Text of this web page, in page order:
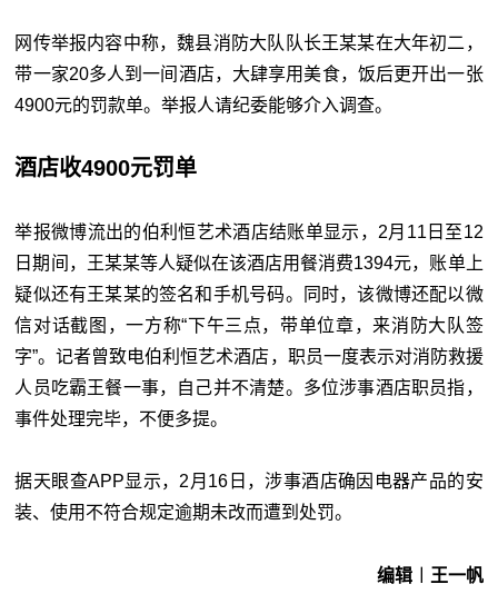
网传举报内容中称，魏县消防大队队长王某某在大年初二，
带一家20多人到一间酒店，大肆享用美食，饭后更开出一张
4900元的罚款单。举报人请纪委能够介入调查。
酒店收4900元罚单
举报微博流出的伯利恒艺术酒店结账单显示，2月11日至12
日期间，王某某等人疑似在该酒店用餐消费1394元，账单上
疑似还有王某某的签名和手机号码。同时，该微博还配以微
信对话截图，一方称“下午三点，带单位章，来消防大队签
字”。记者曾致电伯利恒艺术酒店，职员一度表示对消防救援
人员吃霸王餐一事，自己并不清楚。多位涉事酒店职员指，
事件处理完毕，不便多提。
据天眼查APP显示，2月16日，涉事酒店确因电器产品的安
装、使用不符合规定逾期未改而遭到处罚。
编辑︱王一帆